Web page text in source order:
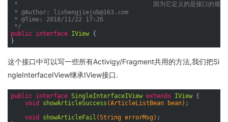
* 					因为它定义的是接口的规范， 而其他接口才是定义的类的规范
* @Author : lishengjiejob@163.com
* @Time : 2018/11/22 17:26
*/
public interface IView {
这个接口中可以写一些所有Activigy/Fragment共用的方法,我们把Si
ngleInterfaceIView继承IView接口.
public interface SingleInterfaceIView extends IView {
void
showArticleSuccess (ArticleListBean bean) ;
void
showArticleFail (String errorMsg) ;